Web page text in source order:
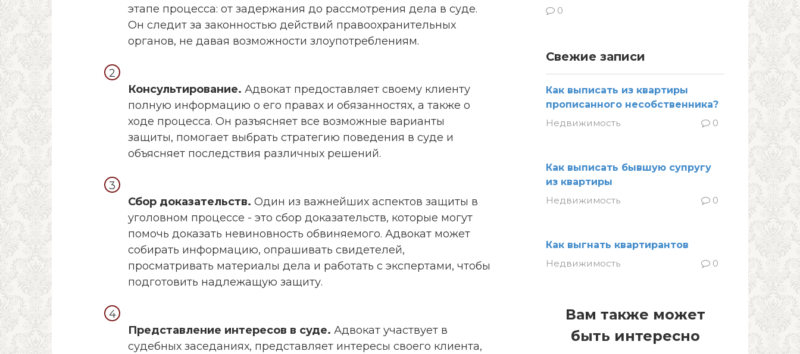
этапе процесса: от задержания до рассмотрения дела в суде.
Он следит за законностью действий правоохранительных
органов, не давая возможности злоупотреблениям.
Консультирование. Адвокат предоставляет своему клиенту
полную информацию о его правах и обязанностях, а также о
ходе процесса. Он разъясняет все возможные варианты
защиты, помогает выбрать стратегию поведения в суде и
объясняет последствия различных решений.
Сбор доказательств. Один из важнейших аспектов защиты в
уголовном процессе - это сбор доказательств, которые могут
помочь доказать невиновность обвиняемого. Адвокат может
собирать информацию, опрашивать свидетелей,
просматривать материалы дела и работать с экспертами, чтобы
подготовить надлежащую защиту.
Представление интересов в суде. Адвокат участвует в
судебных заседаниях, представляет интересы своего клиента,
0
Свежие записи
Как выписать из квартиры
прописанного несобственника?
Недвижимость
0
Как выписать бывшую супругу
из квартиры
Недвижимость
0
Как выгнать квартирантов
Недвижимость
0
Вам также может
быть интересно